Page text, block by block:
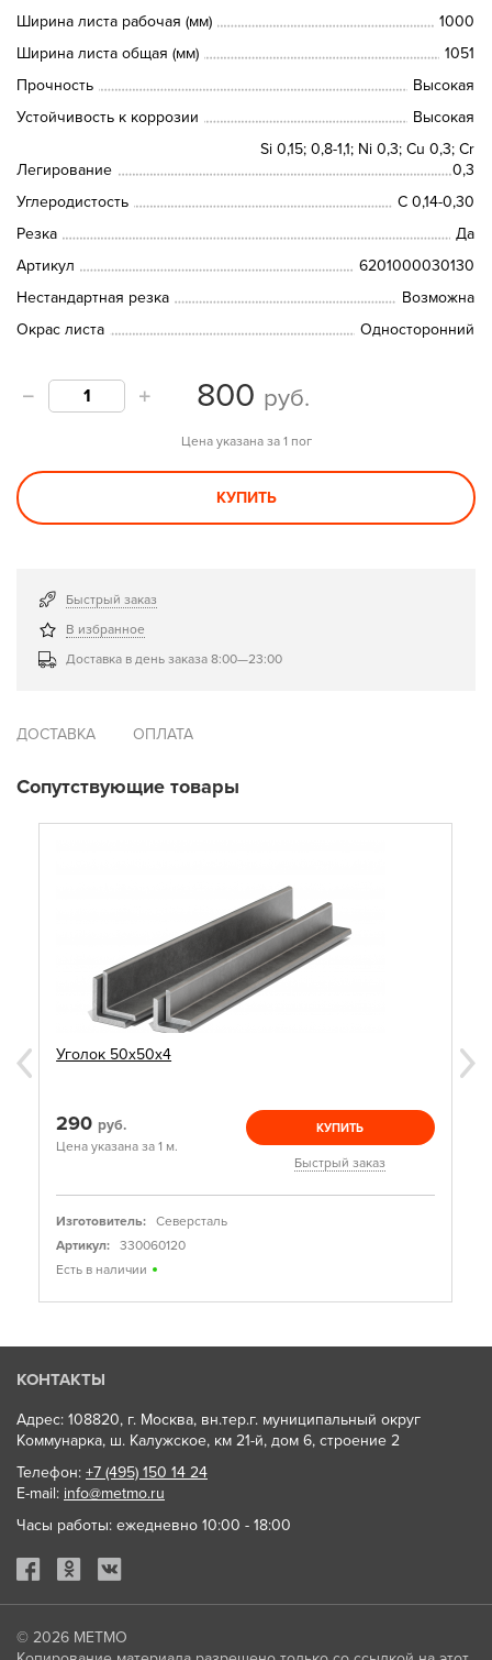
Ширина листа рабочая (мм)
1000
Ширина листа общая (мм)
1051
Прочность
Высокая
Устойчивость к коррозии
Высокая
Легирование
Si 0,15; 0,8-1,1; Ni 0,3; Сu 0,3; Cr
0,3
Углеродистость
C 0,14-0,30
Резка
Да
Артикул
6201000030130
Нестандартная резка
Возможна
Окрас листа
Односторонний
800 руб.
Цена указана за 1 пог
КУПИТЬ
Быстрый заказ
В избранное
Доставка в день заказа 8:00—23:00
ДОСТАВКА ОПЛАТА
Сопутствующие товары
Уголок 50х50х4
290 руб.
Цена указана за 1 м.
КУПИТЬ
Быстрый заказ
Изготовитель:
Северсталь
Артикул:
330060120
Есть в наличии
КОНТАКТЫ
Адрес: 108820, г. Москва, вн.тер.г. муниципальный округ
Коммунарка, ш. Калужское, км 21-й, дом 6, строение 2
Телефон: +7 (495) 150 14 24
E-mail: info@metmo.ru
Часы работы: ежедневно 10:00 - 18:00
© 2026 МЕТМО